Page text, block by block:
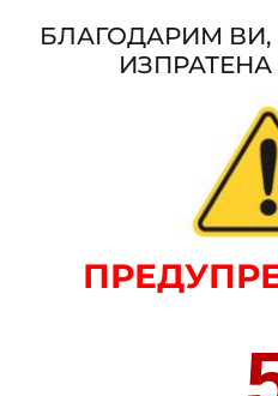
БЛАГОДАРИМ ВИ,